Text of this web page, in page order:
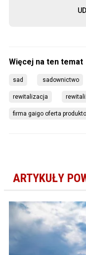
sad sadownictwo
rewitalizacja
firma gaigo oferta
ARTYKUŁY